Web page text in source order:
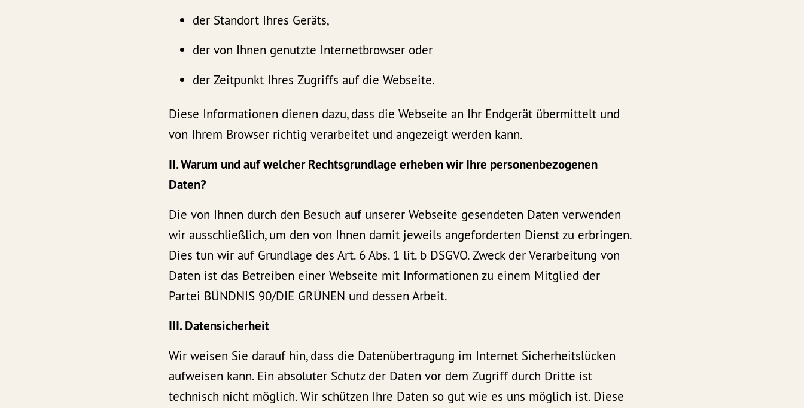
der Standort Ihres Geräts,
der von Ihnen genutzte Internetbrowser oder
der Zeitpunkt Ihres Zugriffs auf die Webseite.
Diese Informationen dienen dazu, dass die Webseite an Ihr Endgerät übermittelt und
von Ihrem Browser richtig verarbeitet und angezeigt werden kann.
II. Warum und auf welcher Rechtsgrundlage erheben wir Ihre personenbezogenen
Daten?
Die von Ihnen durch den Besuch auf unserer Webseite gesendeten Daten verwenden
wir ausschließlich, um den von Ihnen damit jeweils angeforderten Dienst zu erbringen.
Dies tun wir auf Grundlage des Art. 6 Abs. 1 lit. b DSGVO. Zweck der Verarbeitung von
Daten ist das Betreiben einer Webseite mit Informationen zu einem Mitglied der
Partei BÜNDNIS 90/DIE GRÜNEN und dessen Arbeit.
III. Datensicherheit
Wir weisen Sie darauf hin, dass die Datenübertragung im Internet Sicherheitslücken
aufweisen kann. Ein absoluter Schutz der Daten vor dem Zugriff durch Dritte ist
technisch nicht möglich. Wir schützen Ihre Daten so gut wie es uns möglich ist. Diese